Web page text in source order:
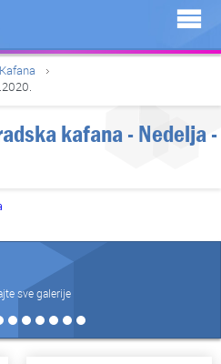
kafana - Nedelja -
sve galerije